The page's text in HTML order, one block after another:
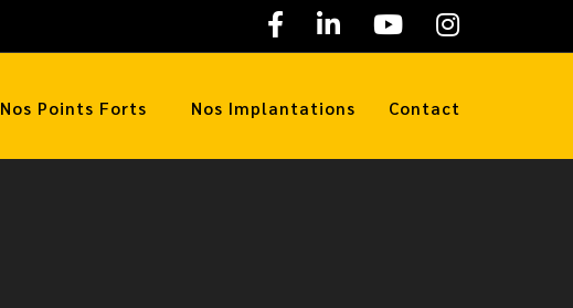
Nos Points Forts Nos Implantations Contact